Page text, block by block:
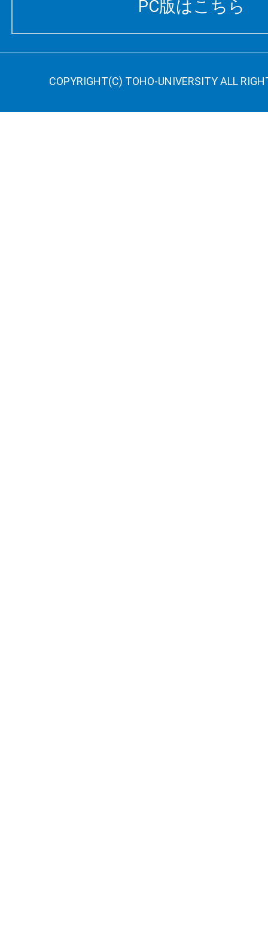
PC版はこちら
COPYRIGHT(C) TOHO-UNIVERSITY ALL